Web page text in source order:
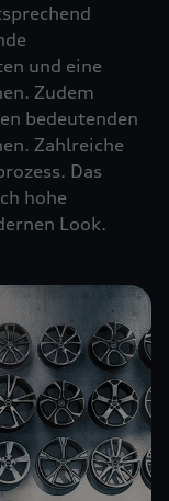
und eine
Zudem
bedeutenden
Zahlreiche
Das
hohe
Look.